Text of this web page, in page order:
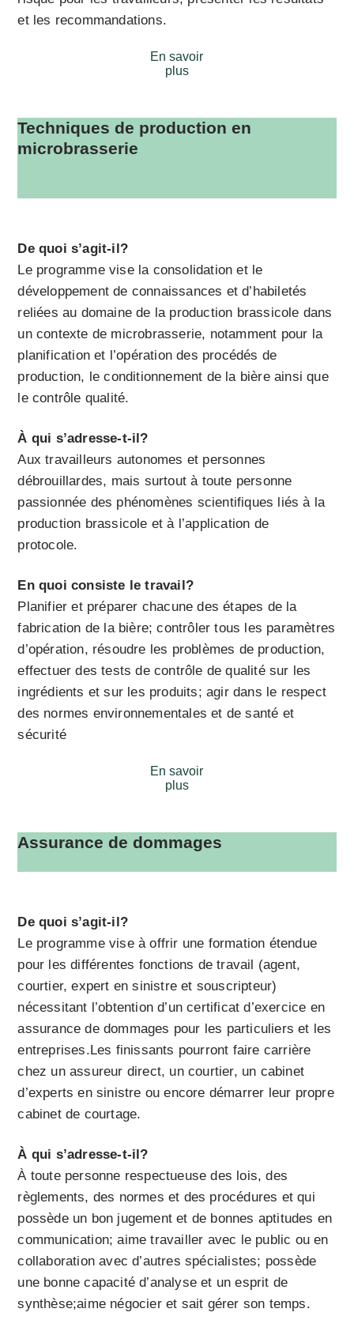
et les recommandations.
En savoir
plus
Techniques de production en
microbrasserie
De quoi s’agit-il?
Le programme vise la consolidation et le
développement de connaissances et d’habiletés
reliées au domaine de la production brassicole dans
un contexte de microbrasserie, notamment pour la
planification et l’opération des procédés de
production, le conditionnement de la bière ainsi que
le contrôle qualité.
À qui s’adresse-t-il?
Aux travailleurs autonomes et personnes
débrouillardes, mais surtout à toute personne
passionnée des phénomènes scientifiques liés à la
production brassicole et à l’application de
protocole.
En quoi consiste le travail?
Planifier et préparer chacune des étapes de la
fabrication de la bière; contrôler tous les paramètres
d’opération, résoudre les problèmes de production,
effectuer des tests de contrôle de qualité sur les
ingrédients et sur les produits; agir dans le respect
des normes environnementales et de santé et
sécurité
En savoir
plus
Assurance de dommages
De quoi s’agit-il?
Le programme vise à offrir une formation étendue
pour les différentes fonctions de travail (agent,
courtier, expert en sinistre et souscripteur)
nécessitant l’obtention d’un certificat d’exercice en
assurance de dommages pour les particuliers et les
entreprises.Les finissants pourront faire carrière
chez un assureur direct, un courtier, un cabinet
d’experts en sinistre ou encore démarrer leur propre
cabinet de courtage.
À qui s’adresse-t-il?
À toute personne respectueuse des lois, des
règlements, des normes et des procédures et qui
possède un bon jugement et de bonnes aptitudes en
communication; aime travailler avec le public ou en
collaboration avec d’autres spécialistes; possède
une bonne capacité d’analyse et un esprit de
synthèse;aime négocier et sait gérer son temps.